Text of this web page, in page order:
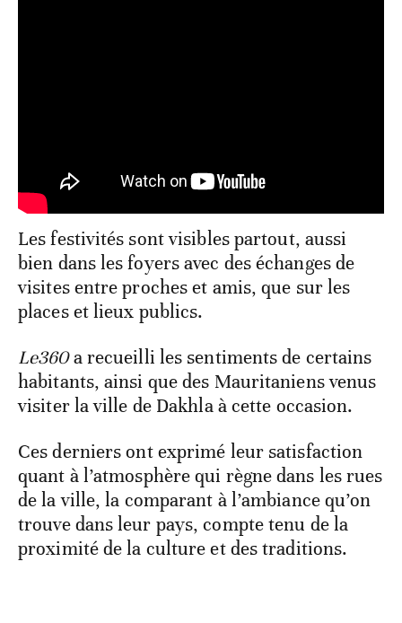
Les festivités sont visibles partout, aussi
bien dans les foyers avec des échanges de
visites entre proches et amis, que sur les
places et lieux publics.
Le360a recueilli les sentiments de certains
habitants, ainsi que des Mauritaniens venus
visiter la ville de Dakhla à cette occasion.
Ces derniers ont exprimé leur satisfaction
quant à l’atmosphère qui règne dans les rues
de la ville, la comparant à l’ambiance qu’on
trouve dans leur pays, compte tenu de la
proximité de la culture et des traditions.